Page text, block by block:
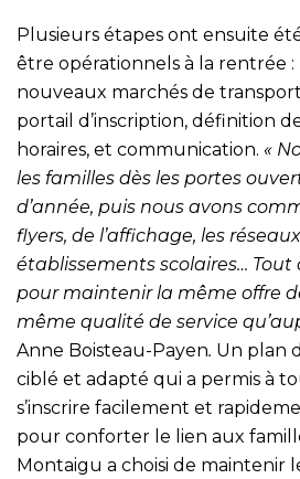
Plusieurs étapes ont ensuite
être opérationnels à la rentrée
nouveaux marchés de
portail d’inscription, définition
horaires, et communication. «
les familles dès les portes
d’année, puis nous avons
flyers, de l’affichage, les
établissements scolaires…
pour maintenir la même offre
même qualité de service
Anne Boisteau-Payen. Un plan
ciblé et adapté qui a permis à
s’inscrire facilement et
pour conforter le lien aux
Montaigu a choisi de maintenir